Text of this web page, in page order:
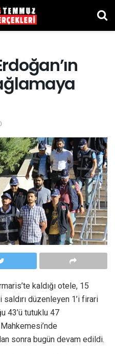
kaldığı otele, 15
düzenleyen 1’i firari
43’ü tutuklu 47
sonra bugün devam edildi.